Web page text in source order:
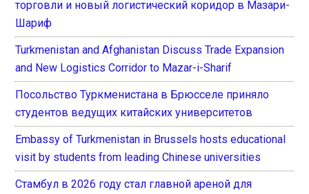
торговли и новый логистический коридор в Мазари-
Шариф
Turkmenistan and Afghanistan Discuss Trade Expansion
and New Logistics Corridor to Mazar-i-Sharif
Посольство Туркменистана в Брюсселе приняло
студентов ведущих китайских университетов
Embassy of Turkmenistan in Brussels hosts educational
visit by students from leading Chinese universities
Стамбул в 2026 году стал главной ареной для